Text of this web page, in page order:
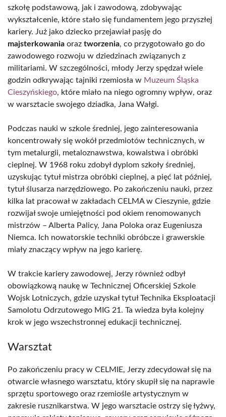
szkołę podstawową, jak i zawodową, zdobywając
wykształcenie, które stało się fundamentem jego przyszłej
kariery. Już jako dziecko przejawiał pasję do
majsterkowania oraz tworzenia, co przygotowało go do
zawodowego rozwoju w dziedzinach związanych z
militariami. W szczególności, młody Jerzy spędzał wiele
godzin odkrywając tajniki rzemiosła w Muzeum Śląska
Cieszyńskiego, które miało na niego ogromny wpływ, oraz
w warsztacie swojego dziadka, Jana Wałgi.
Podczas nauki w szkole średniej, jego zainteresowania
koncentrowały się wokół przedmiotów technicznych, w
tym metalurgii, metaloznawstwa, kowalstwa i obróbki
cieplnej. W 1968 roku zdobył dyplom szkoły średniej,
uzyskując tytuł mistrza obróbki cieplnej, a pięć lat później,
tytuł ślusarza narzędziowego. Po zakończeniu nauki, przez
kilka lat pracował w zakładach CELMA w Cieszynie, gdzie
rozwijał swoje umiejętności pod okiem renomowanych
mistrzów – Alberta Palicy, Jana Poloka oraz Eugeniusza
Niemca. Ich nowatorskie techniki obróbcze i grawerskie
miały znaczący wpływ na jego karierę.
W trakcie kariery zawodowej, Jerzy również odbył
obowiązkową naukę w Technicznej Oficerskiej Szkole
Wojsk Lotniczych, gdzie uzyskał tytuł Technika Eksploatacji
Samolotu Odrzutowego MIG 21. Ta wiedza była kolejny
krok w jego wszechstronnej edukacji technicznej.
Warsztat
Po zakończeniu pracy w CELMIE, Jerzy zdecydował się na
otwarcie własnego warsztatu, który skupił się na naprawie
sprzętu sportowego oraz rzemiośle artystycznym w
zakresie rusznikarstwa. W jego warsztacie ostrzy się łyżwy,